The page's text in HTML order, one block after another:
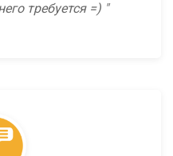
требуется =)